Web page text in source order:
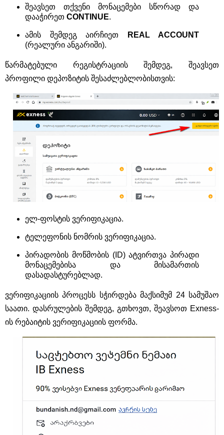
შეავსეთ თქვენი მონაცემები სწორად და
დააჭირეთ CONTINUE.
ამის შემდეგ აირჩიეთ
REAL ACCOUNT
(რეალური ანგარიში).
წარმატებული რეგისტრაციის შემდეგ, შეავსეთ
პროფილი დეპოზიტის შესაძლებლობისთვის:
ელ-ფოსტის ვერიფიკაცია.
ტელეფონის ნომრის ვერიფიკაცია.
პირადობის მოწმობის (ID) ატვირთვა პირადი
მონაცემებისა და მისამართის
დასადასტურებლად.
ვერიფიკაციის პროცესს სჭირდება მაქსიმუმ 24 სამუშაო
საათი. დასრულების შემდეგ, გთხოვთ, შეავსოთ Exness-
ის რებაიტის ვერიფიკაციის ფორმა.